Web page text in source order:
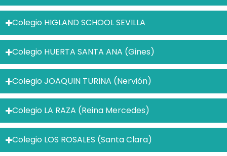
Colegio HIGLAND SCHOOL SEVILLA
Colegio HUERTA SANTA ANA (Gines)
Colegio JOAQUIN TURINA (Nervión)
Colegio LA RAZA (Reina Mercedes)
Colegio LOS ROSALES (Santa Clara)